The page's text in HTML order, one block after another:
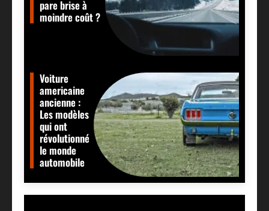
pare brise à
moindre coût ?
Voiture
americaine
ancienne :
Les modèles
qui ont
révolutionné
le monde
automobile